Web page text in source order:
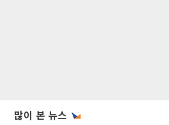
많이 본 뉴스